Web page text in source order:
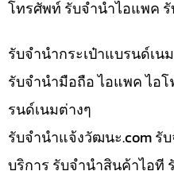
โทรศัพท์ รับจำนำไอแพค
รับจำนำกระเป๋าแบรนด์เ
รับจำนำมือถือ ไอแพค ไอ
รนด์เนมต่างๆ
รับจํานําแจ้งวัฒนะ.com รั
บริการ รับจำนำสินค้าไอที